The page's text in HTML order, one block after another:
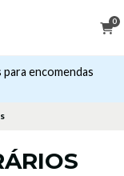
0
encomendas